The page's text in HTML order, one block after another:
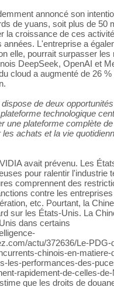
annoncé son
de yuans, soit plus de 50
la croissance de ces
années. L'entreprise a
elle, pourrait surpasser les
DeepSeek, OpenAI et
cloud a augmenté de 26
de deux
technologique
une plateforme complète
achats et la vie
avait prévenu. Les
pour ralentir l'industrie
comprennent des
contre les
etc. Pourtant, la
sur les États-Unis. La
dans certains
actu/372636/Le-PDG-
chinois-en-matiere-
les-performances-des-
rapidement-de-celles-
que les droits de